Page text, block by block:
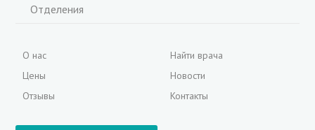
Отделения
О нас
Цены
Отзывы
Найти врача
Новости
Контакты